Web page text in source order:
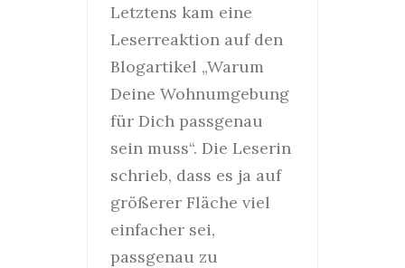
Letztens kam eine
Leserreaktion auf den
Blogartikel „Warum
Deine Wohnumgebung
für Dich passgenau
sein muss“. Die Leserin
schrieb, dass es ja auf
größerer Fläche viel
einfacher sei,
passgenau zu